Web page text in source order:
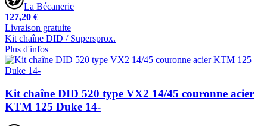
La Bécanerie
127,20 €
Livraison gratuite
Kit chaîne DID / Supersprox.
Plus d'infos
Kit chaîne DID 520 type VX2 14/45 couronne acier
KTM 125 Duke 14-